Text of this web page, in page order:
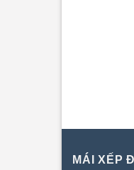
MÁI XẾP